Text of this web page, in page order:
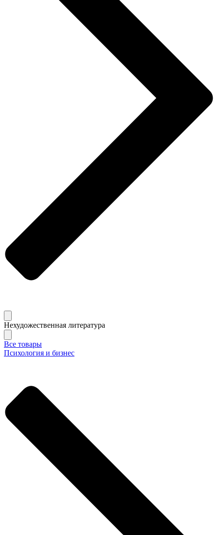
Нехудожественная литература
Все товары
Психология и бизнес